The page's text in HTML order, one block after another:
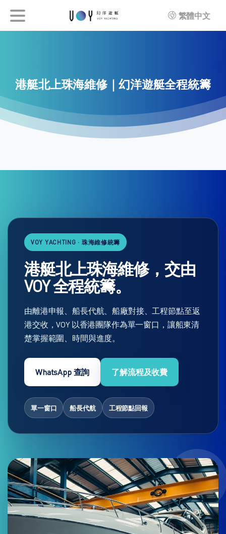
繁體中文
港艇北上珠海維修｜幻洋遊艇全程統籌
VOY YACHTING · 珠海維修統籌
港艇北上珠海維修，交由
VOY 全程統籌。
由離港申報、船長代航、船廠對接、工程節點至返
港交收，VOY 以香港團隊作為單一窗口，讓船東清
楚掌握範圍、時間與進度。
WhatsApp 查詢 了解流程及收費
單一窗口 船長代航 工程節點回報